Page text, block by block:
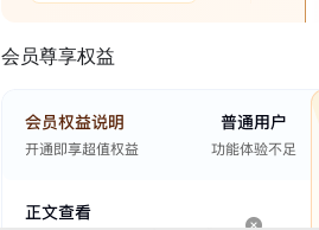
会员尊享权益